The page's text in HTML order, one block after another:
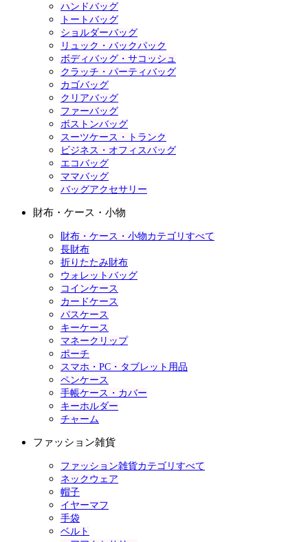
ハンドバッグ
トートバッグ
ショルダーバッグ
リュック・バックパック
ボディバッグ・サコッシュ
クラッチ・パーティバッグ
カゴバッグ
クリアバッグ
ファーバッグ
ボストンバッグ
スーツケース・トランク
ビジネス・オフィスバッグ
エコバッグ
ママバッグ
バッグアクセサリー
財布・ケース・小物
財布・ケース・小物カテゴリすべて
長財布
折りたたみ財布
ウォレットバッグ
コインケース
カードケース
パスケース
キーケース
マネークリップ
ポーチ
スマホ・PC・タブレット用品
ペンケース
手帳ケース・カバー
キーホルダー
チャーム
ファッション雑貨
ファッション雑貨カテゴリすべて
ネックウェア
帽子
イヤーマフ
手袋
ベルト